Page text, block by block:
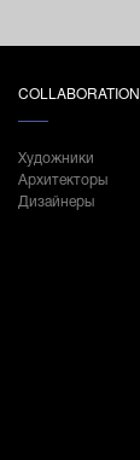
COLLABORATION
Художники
Архитекторы
Дизайнеры